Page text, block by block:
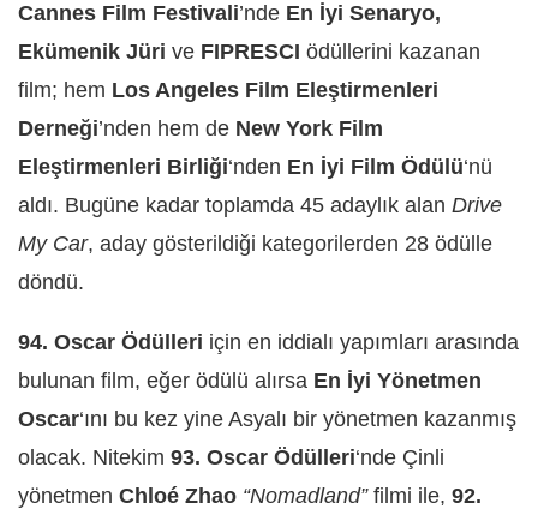
Cannes Film Festivali’nde En İyi Senaryo,
Ekümenik Jüri ve FIPRESCI ödüllerini kazanan
film; hem Los Angeles Film Eleştirmenleri
Derneği’nden hem de New York Film
Eleştirmenleri Birliği‘nden En İyi Film Ödülü‘nü
aldı. Bugüne kadar toplamda 45 adaylık alan Drive
My Car, aday gösterildiği kategorilerden 28 ödülle
döndü.
94. Oscar Ödülleri için en iddialı yapımları arasında
bulunan film, eğer ödülü alırsa En İyi Yönetmen
Oscar‘ını bu kez yine Asyalı bir yönetmen kazanmış
olacak. Nitekim 93. Oscar Ödülleri‘nde Çinli
yönetmen Chloé Zhao “Nomadland”filmi ile, 92.